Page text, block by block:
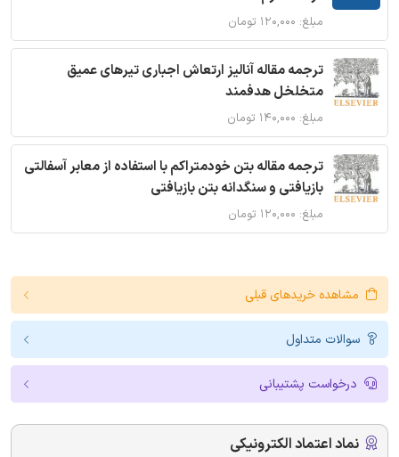
مبلغ: ۱۲۰,۰۰۰ تومان
ترجمه مقاله آنالیز ارتعاش اجباری تیرهای عمیق
متخلخل هدفمند
مبلغ: ۱۴۰,۰۰۰ تومان
ترجمه مقاله بتن خودمتراکم با استفاده از معابر آسفالتی
بازیافتی و سنگدانه بتن بازیافتی
مبلغ: ۱۲۰,۰۰۰ تومان
مشاهده خریدهای قبلی
سوالات متداول
درخواست پشتیبانی
نماد اعتماد الکترونیکی